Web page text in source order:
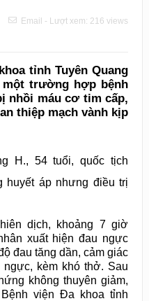
Email - Lượt xem: 216 views
tỉnh Tuyên Quang
trường hợp bệnh
nhồi máu cơ tim cấp,
thiệp mạch vành kịp
H., 54 tuổi, quốc tịch
huyết áp nhưng điều trị
dịch, khoảng 7 giờ
xuất hiện đau ngực
đau tăng dần, cảm giác
kèm khó thở. Sau
không thuyên giảm,
viện Đa khoa tỉnh